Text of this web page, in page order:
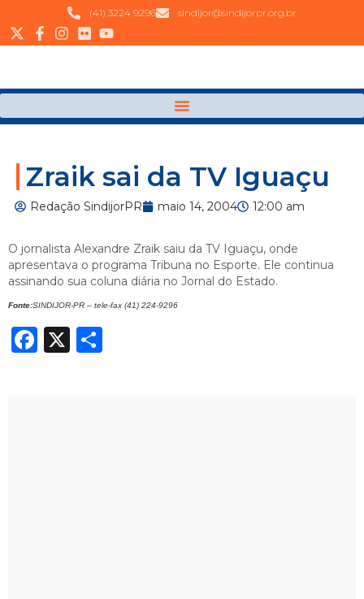
(41) 3224 9296 sindijor@sindijorpr.org.br
Zraik sai da TV Iguaçu
Redação SindijorPR maio 14, 2004 12:00 am
O jornalista Alexandre Zraik saiu da TV Iguaçu, onde
apresentava o programa Tribuna no Esporte. Ele continua
assinando sua coluna diária no Jornal do Estado.
Fonte:SINDIJOR-PR – tele-fax (41) 224-9296
Facebook
X